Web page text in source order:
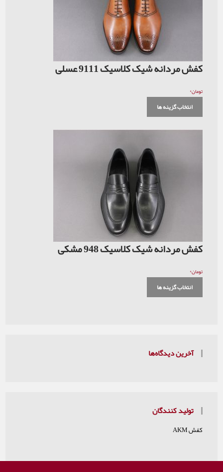
کفش مردانه شیک کلاسیک 9111 عسلی
تومان۰
انتخاب گزینه ها
کفش مردانه شیک کلاسیک 948 مشکی
تومان۰
انتخاب گزینه ها
آخرین دیدگاه‌ها
تولید کنندگان
کفش AKM